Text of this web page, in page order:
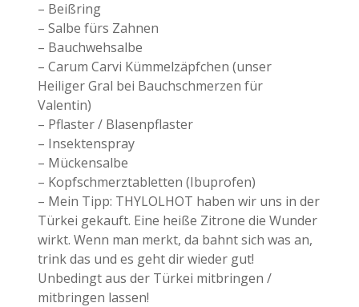
– Beißring
– Salbe fürs Zahnen
– Bauchwehsalbe
– Carum Carvi Kümmelzäpfchen (unser
Heiliger Gral bei Bauchschmerzen für
Valentin)
– Pflaster / Blasenpflaster
– Insektenspray
– Mückensalbe
– Kopfschmerztabletten (Ibuprofen)
– Mein Tipp: THYLOLHOT haben wir uns in der
Türkei gekauft. Eine heiße Zitrone die Wunder
wirkt. Wenn man merkt, da bahnt sich was an,
trink das und es geht dir wieder gut!
Unbedingt aus der Türkei mitbringen /
mitbringen lassen!